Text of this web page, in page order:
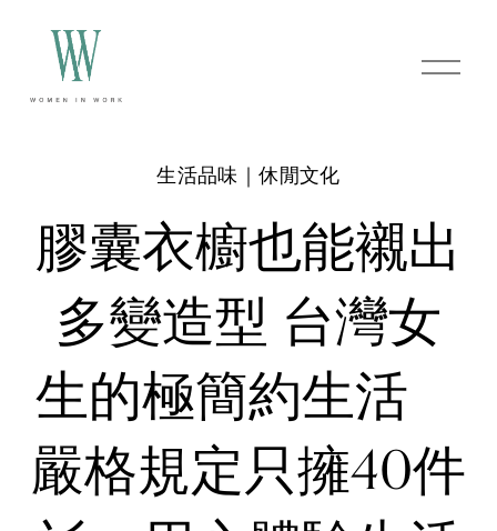
O
p
膠囊衣櫥也能襯出
多變造型 台灣女
生的極簡約生活
嚴格規定只擁40件
生活品味｜休閒文化